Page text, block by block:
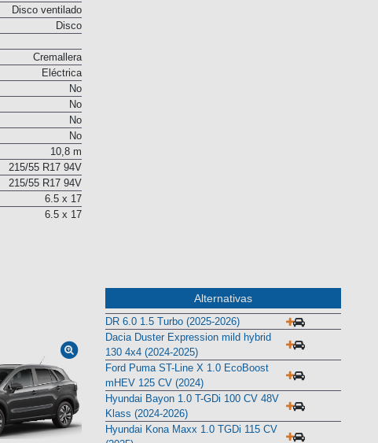
No
Disco ventilado
Cremallera
Eléctrica
No
No
No
No
10,8 m
215/55 R17 94V
215/55 R17 94V
6.5 x 17
Alternativas
DR 6.0 1.5 Turbo (2025-2026)
Dacia Duster Expression mild hybrid
130 4x4 (2024-2025)
Ford Puma ST-Line X 1.0 EcoBoost
mHEV 125 CV (2024)
Hyundai Bayon 1.0 T-GDi 100 CV 48V
Klass (2024-2026)